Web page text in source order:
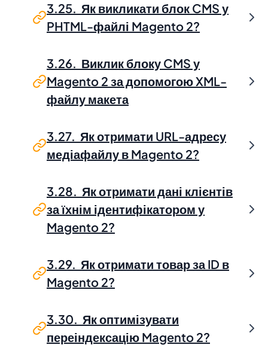
3.25. Як викликати блок CMS у
PHTML-файлі Magento 2?
3.26. Виклик блоку CMS у
Magento 2 за допомогою XML-
файлу макета
3.27. Як отримати URL-адресу
медіафайлу в Magento 2?
3.28. Як отримати дані клієнтів
за їхнім ідентифікатором у
Magento 2?
3.29. Як отримати товар за ID в
Magento 2?
3.30. Як оптимізувати
переіндексацію Magento 2?